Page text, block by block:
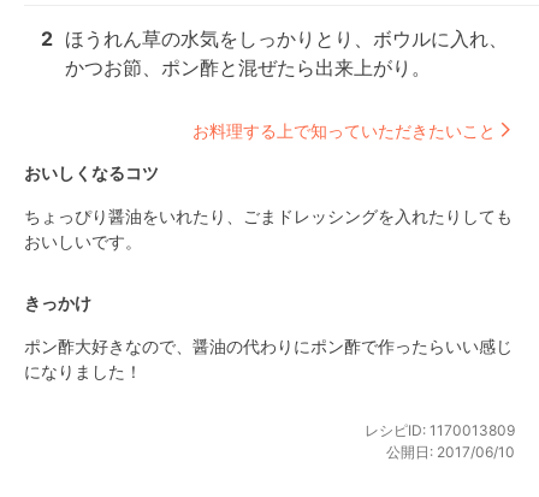
2 ほうれん草の水気をしっかりとり、ボウルに入れ、
かつお節、ポン酢と混ぜたら出来上がり。
お料理する上で知っていただきたいこと
おいしくなるコツ
ちょっぴり醤油をいれたり、ごまドレッシングを入れたりしても
おいしいです。
きっかけ
ポン酢大好きなので、醤油の代わりにポン酢で作ったらいい感じ
になりました！
レシピID: 1170013809
公開日: 2017/06/10